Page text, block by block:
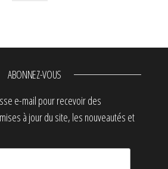
ABONNEZ-VOUS
e-mail pour recevoir des
à jour du site, les nouveautés et